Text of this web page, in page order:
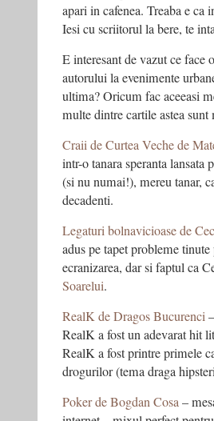
apari in cafenea. Treaba e
Iesi cu scriitorul la bere, te
E interesant de vazut ce face
autorului la evenimente
ultima? Oricum fac aceeasi
multe dintre cartile astea
Craii de Curtea Veche de
intr-o tanara speranta
(si nu numai!), mereu tanar,
decadenti.
Legaturi bolnavicioase de
adus pe tapet probleme
ecranizarea, dar si faptul ca
Soarelui.
RealK de Dragos Bucurenci
RealK a fost un adevarat hit
RealK a fost printre primele
drogurilor (tema draga
Poker de Bogdan Cosa–